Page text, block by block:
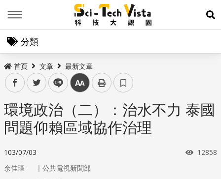
展
分類
首頁 文章 最新文章
facebooktwitter line 中
環境政治（二）：治水不力 泰國
問題仰賴區域協作治理
103/07/03 瀏覽次
12858
余佳璋 ｜ 公共電視新聞部